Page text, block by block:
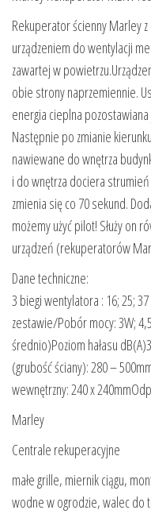
Rekuperator ścienny Marley
urządzeniem do wentylacji
zawartej w
obie strony naprzemiennie.
energia cieplna
Następnie po zmianie
nawiewane do wnętrza
i do wnętrza dociera
zmienia się co 70 sekund.
możemy użyć pilot! Służy on
urządzeń (rekuperatorów
Dane techniczne:
3 biegi wentylatora : 16; 25;
zestawie/Pobór mocy: 3W;
średnio)Poziom hałasu
(grubość ściany): 280 –
wewnętrzny: 240 x
Marley
Centrale rekuperacyjne
małe grille, miernik ciągu,
wodne w ogrodzie, walec do